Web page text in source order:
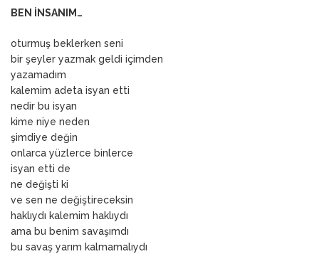
BEN İNSANIM…
oturmuş beklerken seni
bir şeyler yazmak geldi içimden
yazamadım
kalemim adeta isyan etti
nedir bu isyan
kime niye neden
şimdiye değin
onlarca yüzlerce binlerce
isyan etti de
ne değişti ki
ve sen ne değiştireceksin
haklıydı kalemim haklıydı
ama bu benim savaşımdı
bu savaş yarım kalmamalıydı